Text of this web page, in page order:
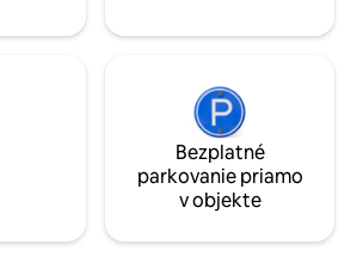
Bezplatné
parkovanie priamo
v objekte